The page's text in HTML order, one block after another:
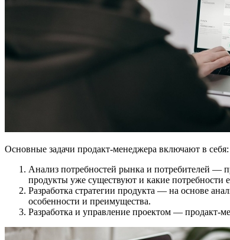
Основные задачи продакт-менеджера включают в себя:
Анализ потребностей рынка и потребителей —
продукты уже существуют и какие потребности
Разработка стратегии продукта — на основе
особенности и преимущества.
Разработка и управление проектом — продакт-